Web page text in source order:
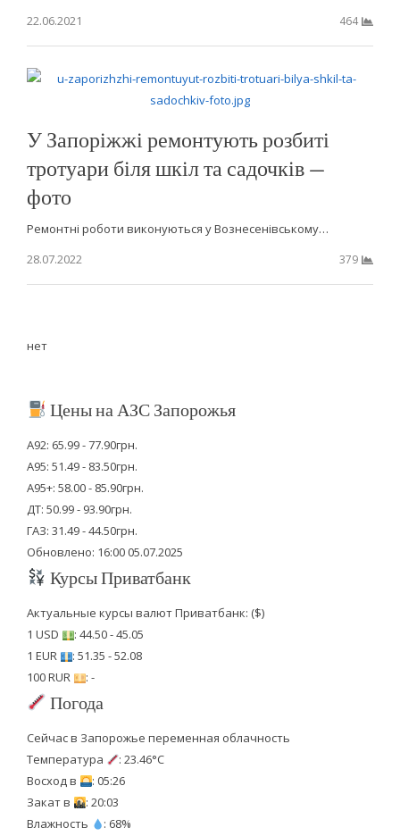
22.06.2021
464
У Запоріжжі ремонтують розбиті
тротуари біля шкіл та садочків —
фото
Ремонтні роботи виконуються у Вознесенівському…
28.07.2022
379
нет
Цены на АЗС Запорожья
А92: 65.99 - 77.90грн.
А95: 51.49 - 83.50грн.
А95+: 58.00 - 85.90грн.
ДТ: 50.99 - 93.90грн.
ГАЗ: 31.49 - 44.50грн.
Обновлено: 16:00 05.07.2025
Курсы Приватбанк
Актуальные курсы валют Приватбанк: ($)
1 USD
: 44.50 - 45.05
1 EUR
: 51.35 - 52.08
100 RUR
: -
Погода
Сейчас в Запорожье переменная облачность
Температура
: 23.46°C
Восход в
: 05:26
Закат в
: 20:03
Влажность
: 68%